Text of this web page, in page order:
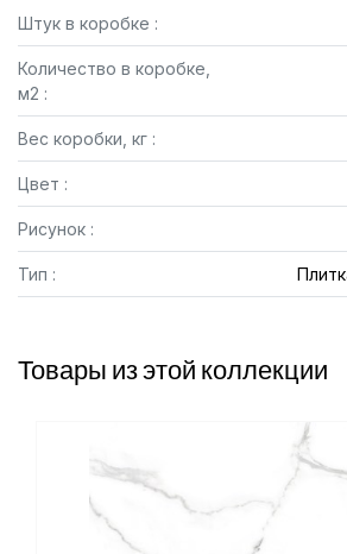
Штук в коробке :
Количество в коробке,
м2 :
Вес коробки, кг :
Цвет :
Рисунок :
Тип :
Товары из этой коллекции